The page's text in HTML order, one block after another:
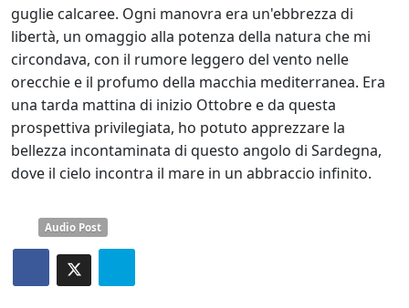
guglie calcaree. Ogni manovra era un'ebbrezza di
libertà, un omaggio alla potenza della natura che mi
circondava, con il rumore leggero del vento nelle
orecchie e il profumo della macchia mediterranea. Era
una tarda mattina di inizio Ottobre e da questa
prospettiva privilegiata, ho potuto apprezzare la
bellezza incontaminata di questo angolo di Sardegna,
dove il cielo incontra il mare in un abbraccio infinito.
Audio Post